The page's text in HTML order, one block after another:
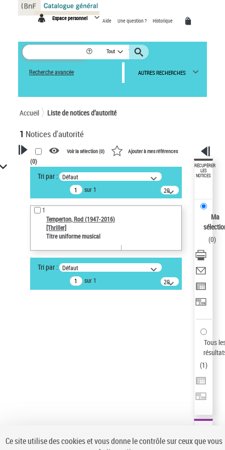
Espace personnel Aide Une question ? Historique
Tout
Recherche avancée AUTRES RECHERCHES
Accueil Liste de notices d’autorité
1 Notices d'autorité
VOTRE RECHERCHE
Recherche avancée dans les
notices d’autorité
Œuvres liées à l'auteur :
Temperton, Rod (1947-2016)
Auteur d’œuvre
Type de notice d'autorité
Titre uniforme musical
Auteur d’œuvre
Voir la sélection (0) Ajouter à mes références
(0)
Tri par : Défaut
sur 1
20
résultats/page
1
Temperton, Rod (1947-2016)
[Thriller]
Titre uniforme musical
Tri par : Défaut
sur 1
20
résultats/page
RÉCUPÉRER
LES
NOTICES
Ma
(0)
Tous
(1)
Panneau de gestion des cookies
Ce site utilise des cookies et vous donne le contrôle sur ceux que vous